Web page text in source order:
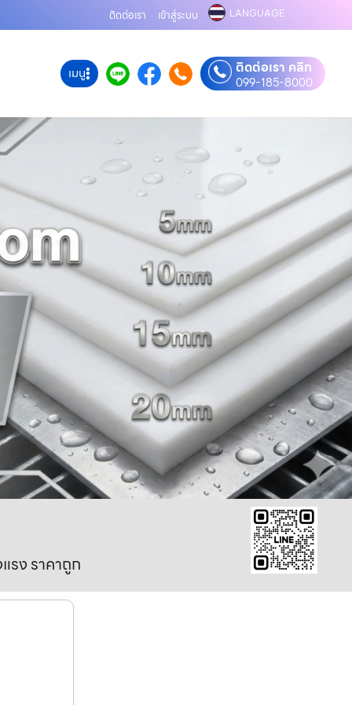
ติดต่อเรา เข้าสู่ระบบ LANGUAGE
เมนู ติดต่อเรา คลิก
099-185-8000
รง ราคาถูก